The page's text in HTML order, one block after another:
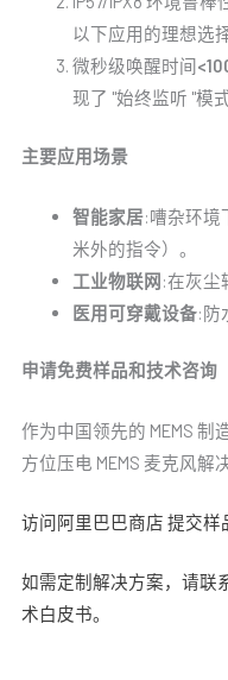
以下应用的理想选
微秒级唤醒时间
现了 "始终监听 "模
主要应用场景
智能家居:嘈杂环境
米外的指令）。
工业物联网:在灰尘
医用可穿戴设备:防
申请免费样品和技术咨询
作为中国领先的 MEMS 制
方位压电 MEMS 麦克风解
访问阿里巴巴商店 提交样
如需定制解决方案，请联
术白皮书。